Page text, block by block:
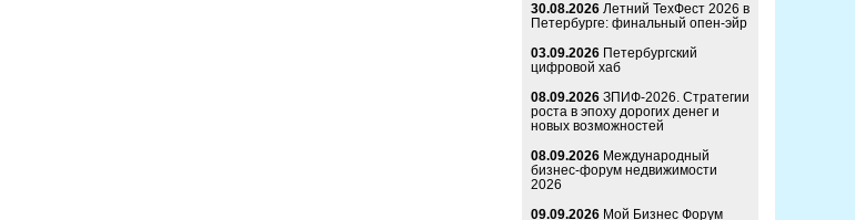
30.08.2026 Летний ТехФест 2026 в
Петербурге: финальный опен-эйр
03.09.2026 Петербургский
цифровой хаб
08.09.2026 ЗПИФ-2026. Стратегии
роста в эпоху дорогих денег и
новых возможностей
08.09.2026 Международный
бизнес-форум недвижимости
2026
09.09.2026 Мой Бизнес Форум